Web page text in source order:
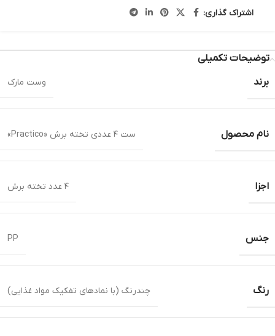
اشتراک گذاری:
توضیحات تکمیلی
برند
وست مارک
نام محصول ست ۴ عددی تخته برش «Practico»
اجزا ۴ عدد تخته برش
جنس PP
رنگ چندرنگ (با نمادهای تفکیک مواد غذایی)